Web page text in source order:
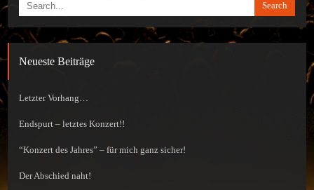
Search
Neueste Beiträge
Letzter Vorhang…
Endspurt – letztes Konzert!!
“Konzert des Jahres” – für mich ganz sicher!
Der Abschied naht!